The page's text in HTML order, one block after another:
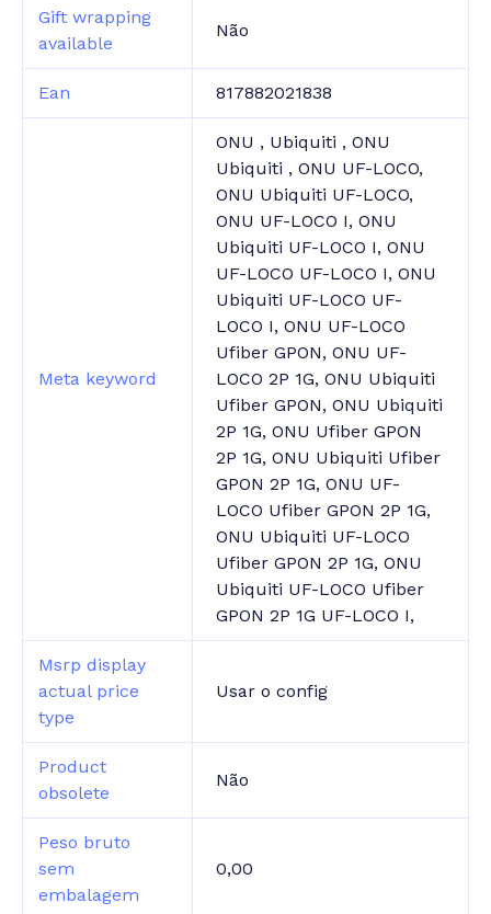
Gift wrapping
available
Não
Ean 817882021838
Meta keyword
ONU , Ubiquiti , ONU
Ubiquiti , ONU UF-LOCO,
ONU Ubiquiti UF-LOCO,
ONU UF-LOCO I, ONU
Ubiquiti UF-LOCO I, ONU
UF-LOCO UF-LOCO I, ONU
Ubiquiti UF-LOCO UF-
LOCO I, ONU UF-LOCO
Ufiber GPON, ONU UF-
LOCO 2P 1G, ONU Ubiquiti
Ufiber GPON, ONU Ubiquiti
2P 1G, ONU Ufiber GPON
2P 1G, ONU Ubiquiti Ufiber
GPON 2P 1G, ONU UF-
LOCO Ufiber GPON 2P 1G,
ONU Ubiquiti UF-LOCO
Ufiber GPON 2P 1G, ONU
Ubiquiti UF-LOCO Ufiber
GPON 2P 1G UF-LOCO I,
Msrp display
actual price
type
Usar o config
Product
obsolete
Não
Peso bruto
sem
embalagem
0,00